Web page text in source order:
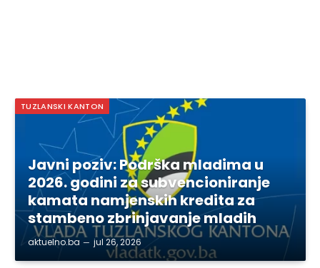
TUZLANSKI KANTON
Javni poziv: Podrška mladima u
2026. godini za subvencioniranje
kamata namjenskih kredita za
stambeno zbrinjavanje mladih
aktuelno.ba jul 26, 2026